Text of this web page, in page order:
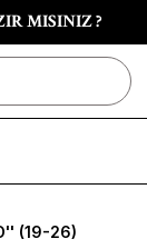
MISINIZ ?
(19-26)